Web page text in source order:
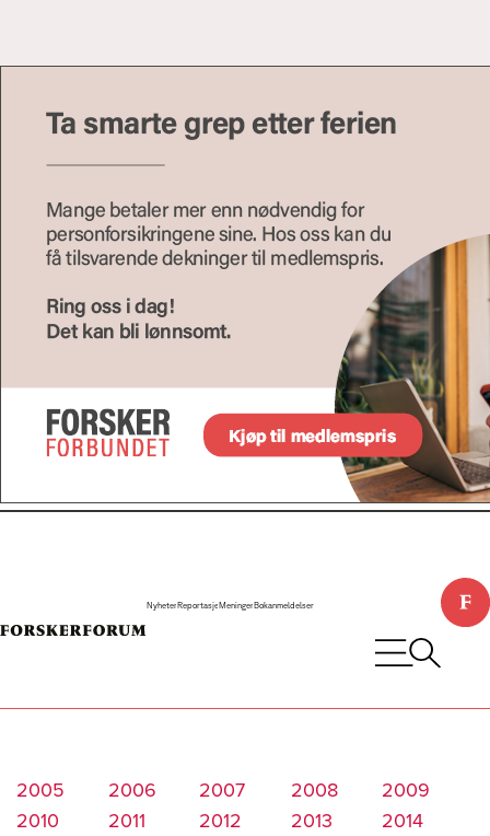
Nyheter Reportasje Meninger Bokanmeldelser
2005 2006 2007 2008
2009
2010
2011 2012 2013
2014